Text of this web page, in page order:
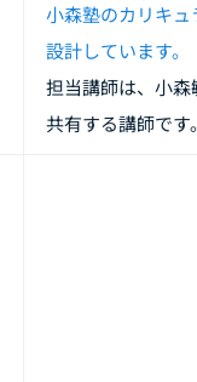
小森塾のカリキュ
設計しています。
担当講師は、小
共有する講師です。